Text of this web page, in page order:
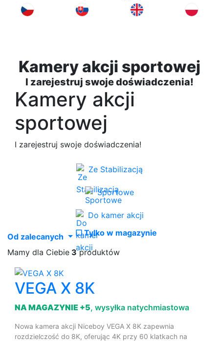
Kamery akcji sportowej
I zarejestruj swoje doświadczenia!
Kamery akcji
sportowej
I zarejestruj swoje doświadczenia!
Ze Stabilizacją
Sportowe
Do kamer akcji
Od zalecanych ☐Tylko w magazynie
Mamy dla Ciebie 3produktów
VEGA X 8K
NA MAGAZYNIE +5, wysyłka natychmiastowa
Nowa kamera akcji Niceboy VEGA X 8K zapewnia
rozdzielczość do 8K, oferując 4K przy 60 klatkach na